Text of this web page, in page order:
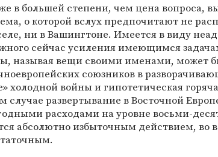
в большей степени, чем цена вопроса,
о которой вслух предпочитают не
ни в Вашингтоне. Имеется в виду
сейчас усиления имеющимся
называя вещи своими именами, может
союзников в
холодной войны и гипотетическая
случае развертывание в Восточной
расходами на уровне восьми-
абсолютно избыточным действием, во